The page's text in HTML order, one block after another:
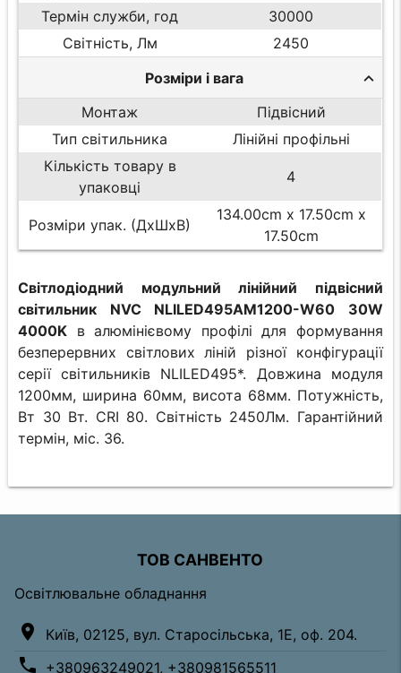
Термін служби, год
30000
Світність, Лм
2450
Розміри і вага
Монтаж
Підвісний
Тип світильника
Лінійні профільні
Кількість товару в
упаковці
4
Розміри упак. (ДхШхВ)
134.00cm x 17.50cm x
17.50cm
Світлодіодний модульний лінійний підвісний
світильник NVC NLILED495AM1200-W60 30W
4000K в алюмінієвому профілі для формування
безперервних світлових ліній різної конфігурації
серії світильників NLILED495*. Довжина модуля
1200мм, ширина 60мм, висота 68мм. Потужність,
Вт 30 Вт. CRI 80. Світність 2450Лм. Гарантійний
термін, міс. 36.
ТОВ САНВЕНТО
Освітлювальне обладнання
location_on Київ, 02125, вул. Старосільська, 1Е, оф. 204.
phone +380963249021, +380981565511